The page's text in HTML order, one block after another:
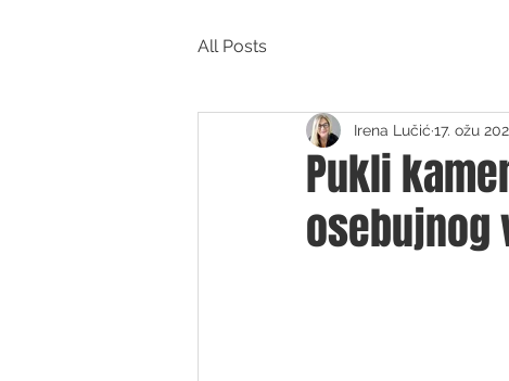
All Posts
Pukli
osebujnog
Irena Lučić 17. ožu